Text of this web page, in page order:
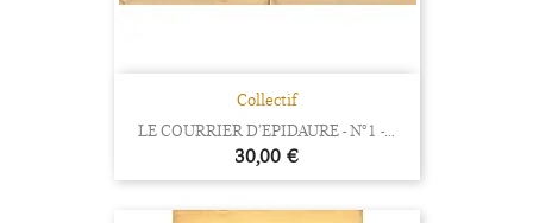
Collectif
LE COURRIER D’EPIDAURE - N°1 -...
Prix
30,00 €